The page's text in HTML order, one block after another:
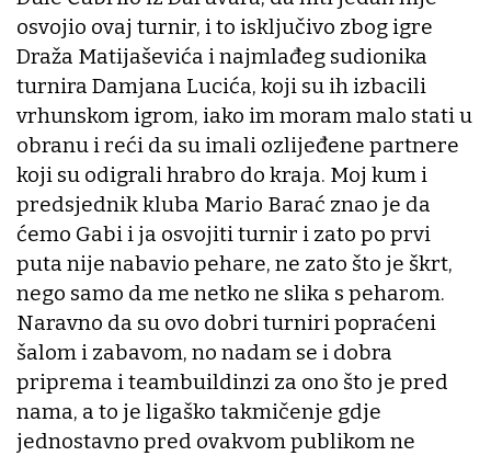
osvojio ovaj turnir, i to isključivo zbog igre
Draža Matijaševića i najmlađeg sudionika
turnira Damjana Lucića, koji su ih izbacili
vrhunskom igrom, iako im moram malo stati u
obranu i reći da su imali ozlijeđene partnere
koji su odigrali hrabro do kraja. Moj kum i
predsjednik kluba Mario Barać znao je da
ćemo Gabi i ja osvojiti turnir i zato po prvi
puta nije nabavio pehare, ne zato što je škrt,
nego samo da me netko ne slika s peharom.
Naravno da su ovo dobri turniri popraćeni
šalom i zabavom, no nadam se i dobra
priprema i teambuildinzi za ono što je pred
nama, a to je ligaško takmičenje gdje
jednostavno pred ovakvom publikom ne